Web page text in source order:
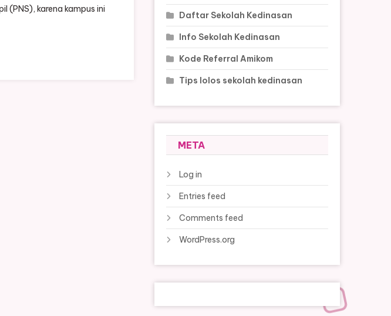
(PNS), karena kampus ini
Daftar Sekolah Kedinasan
Info Sekolah Kedinasan
Kode Referral Amikom
Tips lolos sekolah kedinasan
META
Log in
Entries feed
Comments feed
WordPress.org